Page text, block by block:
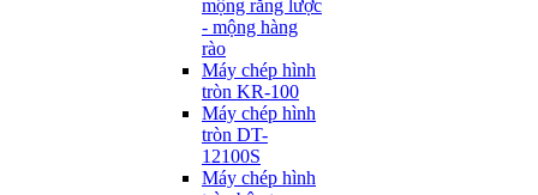
mộng răng lược
- mộng hàng
rào
Máy chép hình
tròn KR-100
Máy chép hình
tròn DT-
12100S
Máy chép hình